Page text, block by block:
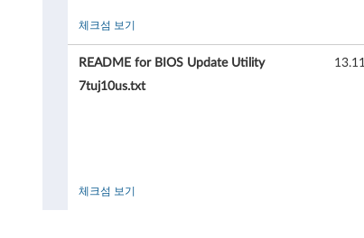
티
체크섬 보기
README for BIOS Update Utility
7tuj10us.txt
체크섬 보기